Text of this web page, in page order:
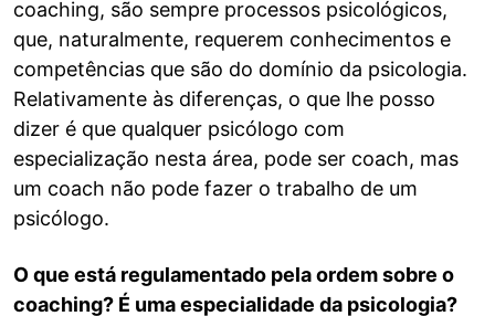
coaching, são sempre processos psicológicos,
que, naturalmente, requerem conhecimentos e
competências que são do domínio da psicologia.
Relativamente às diferenças, o que lhe posso
dizer é que qualquer psicólogo com
especialização nesta área, pode ser coach, mas
um coach não pode fazer o trabalho de um
psicólogo.
O que está regulamentado pela ordem sobre o
coaching? É uma especialidade da psicologia?